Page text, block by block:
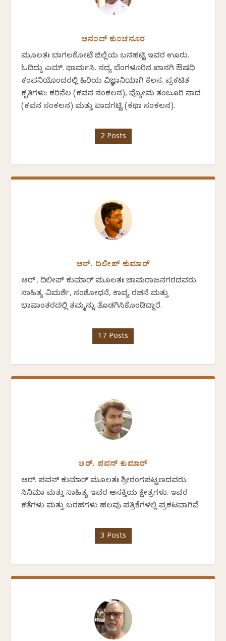
ಆನಂದ್ ಕುಂಚನೂರ
ಮೂಲತಃ ಬಾಗಲಕೋಟೆ ಜಿಲ್ಲೆಯ ಬನಹಟ್ಟಿ ಇವರ ಊರು.
ಓದಿದ್ದು ಎಮ್. ಫಾರ್ಮಸಿ. ಸದ್ಯ ಬೆಂಗಳೂರಿನ ಖಾಸಗಿ ಔಷಧಿ
ಕಂಪನಿಯೊಂದರಲ್ಲಿ ಹಿರಿಯ ವಿಜ್ಞಾನಿಯಾಗಿ ಕೆಲಸ. ಪ್ರಕಟಿತ
ಕೃತಿಗಳು: ಕರಿನೆಲ (ಕವನ ಸಂಕಲನ), ವ್ಯೋಮ ತಂಬೂರಿ ನಾದ
(ಕವನ ಸಂಕಲನ) ಮತ್ತು ಪಾದಗಟ್ಟಿ (ಕಥಾ ಸಂಕಲನ).
2 Posts
ಆರ್. ದಿಲೀಪ್ ಕುಮಾರ್
ಆರ್ . ದಿಲೀಪ್ ಕುಮಾರ್ ಮೂಲತಃ ಚಾಮರಾಜನಗರದವರು.
ಸಾಹಿತ್ಯ ವಿಮರ್ಶೆ, ಸಂಶೋಧನೆ, ಕಾವ್ಯ ರಚನೆ ಮತ್ತು
ಭಾಷಾಂತರದಲ್ಲಿ ತಮ್ಮನ್ನು ತೊಡಗಿಸಿಕೊಂಡಿದ್ದಾರೆ.
17 Posts
ಆರ್. ಪವನ್‌ ಕುಮಾರ್‌
ಆರ್. ಪವನ್‌ ಕುಮಾರ್ ಮೂಲತಃ ಶ್ರೀರಂಗಪಟ್ಟಣದವರು.
ಸಿನಿಮಾ ಮತ್ತು ಸಾಹಿತ್ಯ ಇವರ ಆಸಕ್ತಿಯ ಕ್ಷೇತ್ರಗಳು. ಇವರ
ಕತೆಗಳು ಮತ್ತು ಬರಹಗಳು ಹಲವು ಪತ್ರಿಕೆಗಳಲ್ಲಿ ಪ್ರಕಟವಾಗಿವೆ
3 Posts